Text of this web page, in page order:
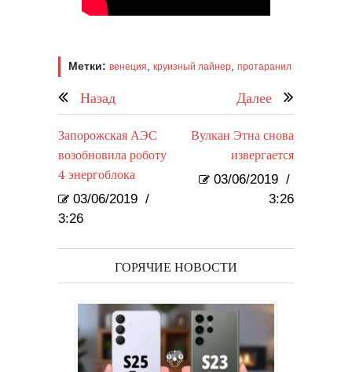
Метки: венеция, круизный лайнер, протаранил
Назад Далее
Запорожская АЭС
возобновила роботу
4 энергоблока
03/06/2019 /
3:26
Вулкан Этна снова
извергается
03/06/2019 /
3:26
ГОРЯЧИЕ НОВОСТИ